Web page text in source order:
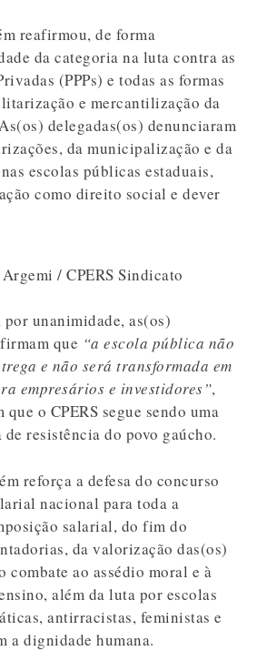
reafirmou, de forma
da categoria na luta contra as
(PPPs) e todas as formas
e mercantilização da
delegadas(os) denunciaram
da municipalização e da
escolas públicas estaduais,
como direito social e dever
/ CPERS Sindicato
por unanimidade, as(os)
que “a escola pública não
e não será transformada em
empresários e investidores”,
que o CPERS segue sendo uma
resistência do povo gaúcho.
reforça a defesa do concurso
nacional para toda a
salarial, do fim do
da valorização das(os)
combate ao assédio moral e à
além da luta por escolas
antirracistas, feministas e
a dignidade humana.